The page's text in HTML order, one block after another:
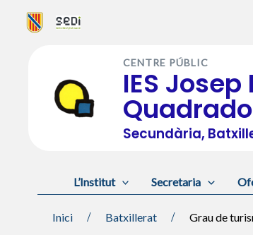
CENTRE PÚBLIC
IES Josep
Quadrado
Secundària,
L’Institut Secretaria
Inici Batxillerat Grau de